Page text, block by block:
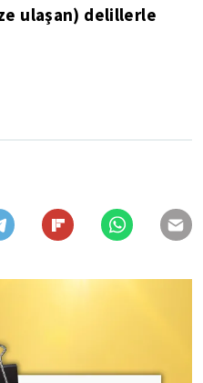
ulaşan) delillerle